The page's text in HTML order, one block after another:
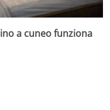
a cuneo funziona